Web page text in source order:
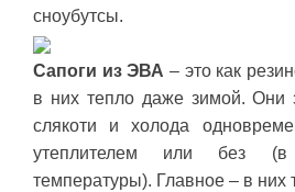
сноубутсы.
Сапоги из ЭВА – это как
в них тепло даже зимой.
слякоти и холода
утеплителем или без (в
температуры). Главное – в них